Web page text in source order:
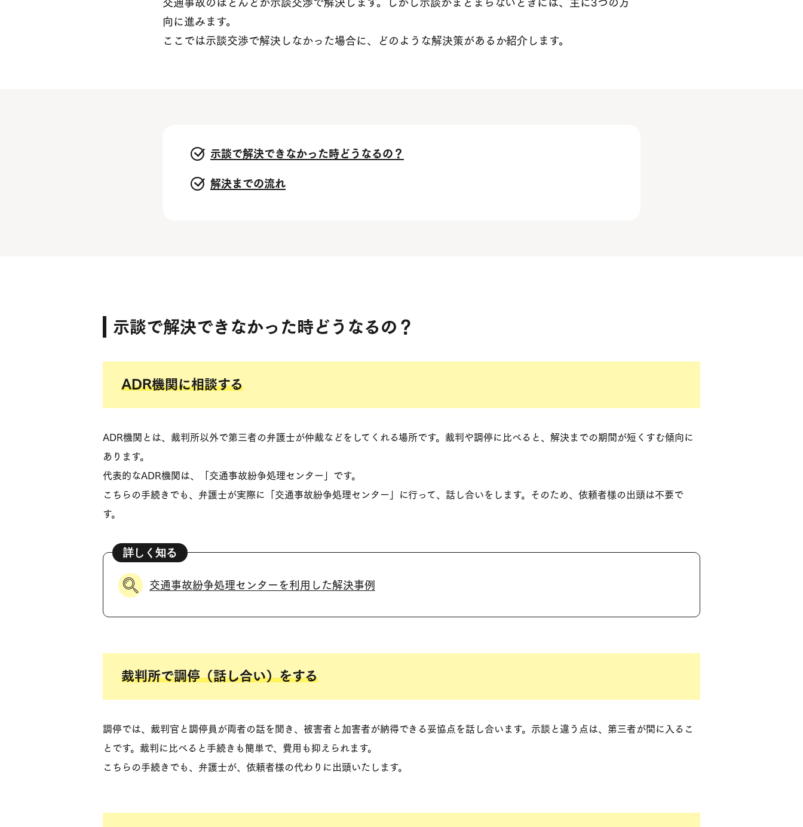
交通事故のほとんどが示談交渉で解決します。しかし示談がまとまらないときには、主に3つの方
向に進みます。
ここでは示談交渉で解決しなかった場合に、どのような解決策があるか紹介します。
示談で解決できなかった時どうなるの？
解決までの流れ
示談で解決できなかった時どうなるの？
ADR機関に相談する
ADR機関とは、裁判所以外で第三者の弁護士が仲裁などをしてくれる場所です。裁判や調停に比べると、解決までの期間が短くすむ傾向に
あります。
代表的なADR機関は、「交通事故紛争処理センター」です。
こちらの手続きでも、弁護士が実際に「交通事故紛争処理センター」に行って、話し合いをします。そのため、依頼者様の出頭は不要で
す。
交通事故紛争処理センターを利用した解決事例
裁判所で調停（話し合い）をする
調停では、裁判官と調停員が両者の話を聞き、被害者と加害者が納得できる妥協点を話し合います。示談と違う点は、第三者が間に入るこ
とです。裁判に比べると手続きも簡単で、費用も抑えられます。
こちらの手続きでも、弁護士が、依頼者様の代わりに出頭いたします。